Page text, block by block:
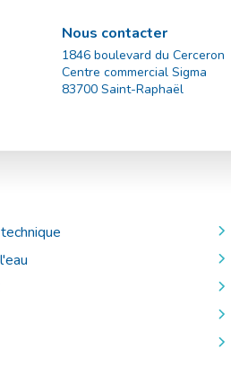
Nous contacter
1846 boulevard du Cerceron
Centre commercial Sigma
83700 Saint-Raphaël